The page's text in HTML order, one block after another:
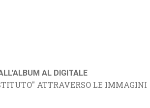
AL DIGITALE
ATTRAVERSO LE IMMAGINI